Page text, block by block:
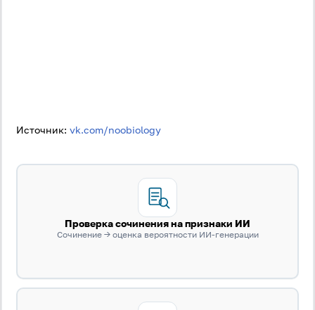
Источник: vk.com/noobiology
Проверка сочинения на признаки ИИ
Сочинение → оценка вероятности ИИ-генерации